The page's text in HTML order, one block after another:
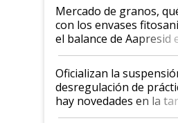
Mercado de granos,
con los envases
el balance de Aapresid
Posta
Oficializan la
desregulación de
hay novedades en la
la hidrovía